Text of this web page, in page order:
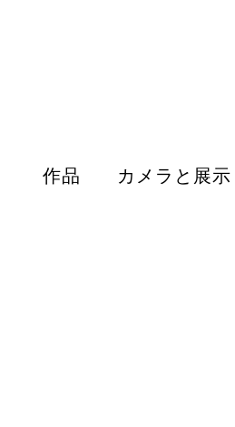
作品 カメラと展示